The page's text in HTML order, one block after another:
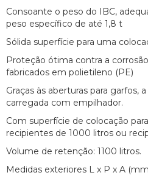
Consoante o peso do IBC,
peso específico de até 1,8 t
Sólida superfície para uma
Proteção ótima contra a
fabricados em polietileno (PE)
Graças às aberturas para garfos,
carregada com empilhador.
Com superfície de colocação
recipientes de 1000 litros ou
Volume de retenção: 1100 litros.
Medidas exteriores L x P x A